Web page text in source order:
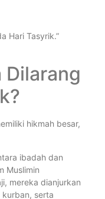
Hari Tasyrik.”
Dilarang
hikmah besar,
ibadah dan
Muslimin
mereka dianjurkan
serta